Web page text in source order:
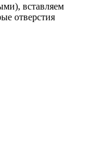
вставляем
отверстия